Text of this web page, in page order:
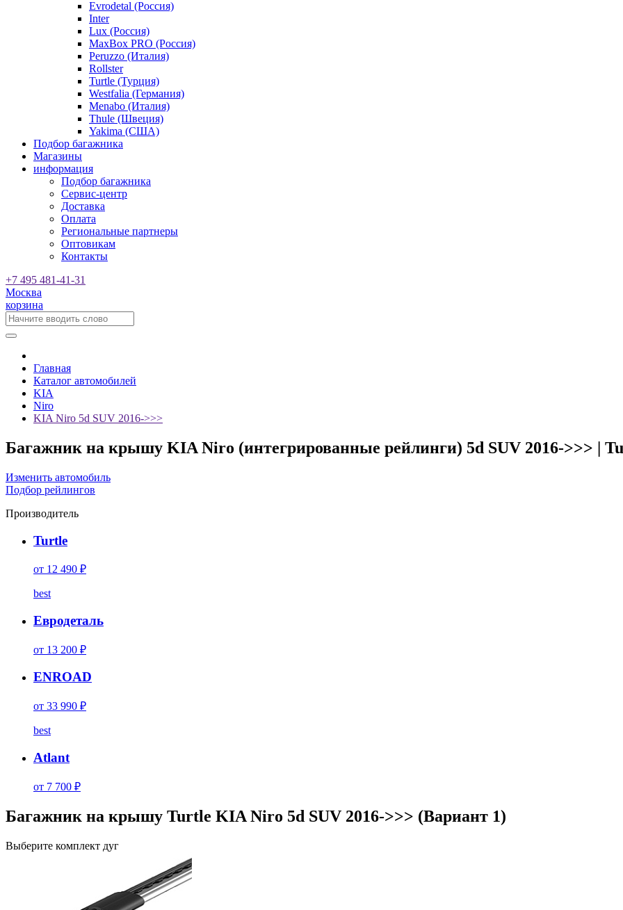
Evrodetal (Россия)
Inter
Lux (Россия)
MaxBox PRO (Россия)
Peruzzo (Италия)
Rollster
Turtle (Турция)
Westfalia (Германия)
Menabo (Италия)
Thule (Швеция)
Yakima (США)
Подбор багажника
Магазины
информация
Подбор багажника
Сервис-центр
Доставка
Оплата
Региональные партнеры
Оптовикам
Контакты
+7 495 481-41-31
Москва
корзина
Главная
Каталог автомобилей
KIA
Niro
KIA Niro 5d SUV 2016->>>
Багажник на крышу KIA Niro (интегрированные рейлинги) 5d SUV 2016->>> |
Изменить автомобиль
Подбор рейлингов
Производитель
Turtle
от 12 490 ₽
best
Евродеталь
от 13 200 ₽
ENROAD
от 33 990 ₽
best
Atlant
от 7 700 ₽
Багажник на крышу Turtle KIA Niro 5d SUV 2016->>> (Вариант 1)
Выберите комплект дуг